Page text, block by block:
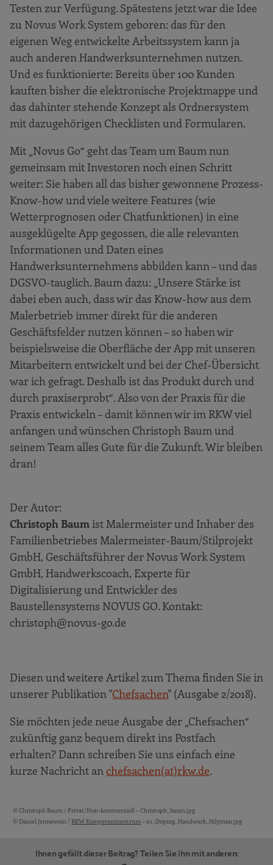
Testen zur Verfügung. Spätestens jetzt war die Idee
zu Novus Work System geboren: das für den
eigenen Weg entwickelte Arbeitssystem kann ja
auch anderen Handwerksunternehmen nutzen.
Und es funktionierte: Bereits über 100 Kunden
kauften bisher die elektronische Projektmappe und
das dahinter stehende Konzept als Ordnersystem
mit dazugehörigen Checklisten und Formularen.
Mit „Novus Go“ geht das Team um Baum nun
gemeinsam mit Investoren noch einen Schritt
weiter: Sie haben all das bisher gewonnene Prozess-
Know-how und viele weitere Features (wie
Wetterprognosen oder Chatfunktionen) in eine
ausgeklügelte App gegossen, die alle relevanten
Informationen und Daten eines
Handwerksunternehmens abbilden kann – und das
DGSVO-tauglich. Baum dazu: „Unsere Stärke ist
dabei eben auch, dass wir das Know-how aus dem
Malerbetrieb immer direkt für die anderen
Geschäftsfelder nutzen können – so haben wir
beispielsweise die Oberﬂäche der App mit unseren
Mitarbeitern entwickelt und bei der Chef-Übersicht
war ich gefragt. Deshalb ist das Produkt durch und
durch praxiserprobt“. Also von der Praxis für die
Praxis entwickeln – damit können wir im RKW viel
anfangen und wünschen Christoph Baum und
seinem Team alles Gute für die Zukunft. Wir bleiben
dran!
Der Autor:
Christoph Baum ist Malermeister und Inhaber des
Familienbetriebes Malermeister-Baum/Stilprojekt
GmbH, Geschäftsführer der Novus Work System
GmbH, Handwerkscoach, Experte für
Digitalisierung und Entwickler des
Baustellensystems NOVUS GO. Kontakt:
christoph@novus-go.de
Diesen und weitere Artikel zum Thema finden Sie in
unserer Publikation "Chefsachen" (Ausgabe 2/2018).
Sie möchten jede neue Ausgabe der „Chefsachen“
zukünftig ganz bequem direkt ins Postfach
erhalten? Dann schreiben Sie uns einfach eine
kurze Nachricht anchefsachen(at)rkw.de.
Bildquellen und Copyright-Hinweise
© Christoph Baum / Privat/Non-kommerziell – Christoph_baum.jpg
© Daniel Jennewein / RKW Kompetenzzentrum– 01_Doping_Handwerk_Hdyman.jpg
Ihnen gefällt dieser Beitrag? Teilen Sie ihn mit anderen: